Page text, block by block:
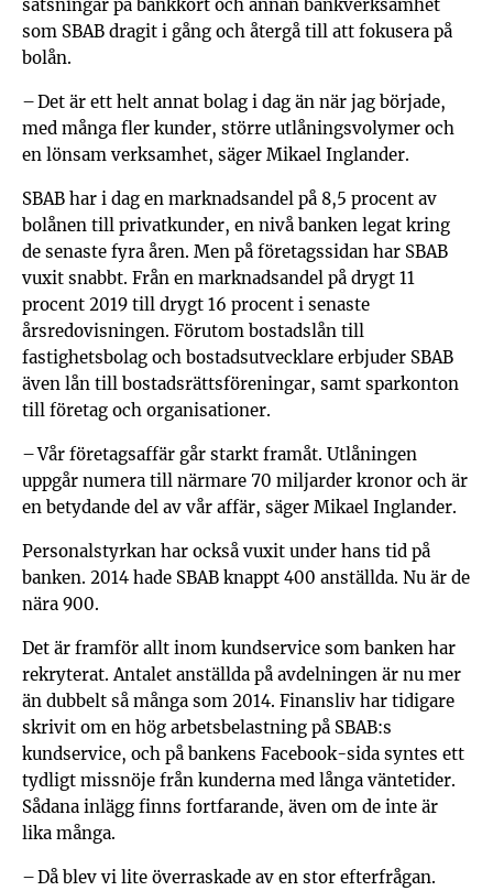
satsningar på bankkort och annan bankverksamhet
som SBAB dragit i gång och återgå till att fokusera på
bolån.
– Det är ett helt annat bolag i dag än när jag började,
med många fler kunder, större utlåningsvolymer och
en lönsam verksamhet, säger Mikael Inglander.
SBAB har i dag en marknadsandel på 8,5 procent av
bolånen till privatkunder, en nivå banken legat kring
de senaste fyra åren. Men på företags­sidan har SBAB
vuxit snabbt. Från en marknadsandel på drygt 11
procent 2019 till drygt 16 procent i senaste
årsredovisningen. Förutom bostadslån till
fastighetsbolag och bostadsutvecklare erbjuder SBAB
även lån till bostadsrättsföreningar, samt sparkonton
till företag och organisationer.
– Vår företagsaffär går starkt framåt. Utlåningen
uppgår numera till när­mare 70 miljarder kronor och är
en be­tydande del av vår affär, säger Mikael Inglander.
Personalstyrkan har också vuxit under hans tid på
banken. 2014 hade SBAB knappt 400 anställda. Nu är de
nära 900.
Det är framför allt inom kundservice som banken har
rekryterat. Antalet anställda på avdelningen är nu mer
än dubbelt så många som 2014. Finansliv har tidigare
skrivit om en hög arbetsbelastning på SBAB:s
kundservice, och på bankens Facebook-sida syntes ett
tydligt missnöje från kunderna med långa väntetider.
Sådana inlägg finns fortfarande, även om de inte är
lika många.
– Då blev vi lite överraskade av en stor efterfrågan.